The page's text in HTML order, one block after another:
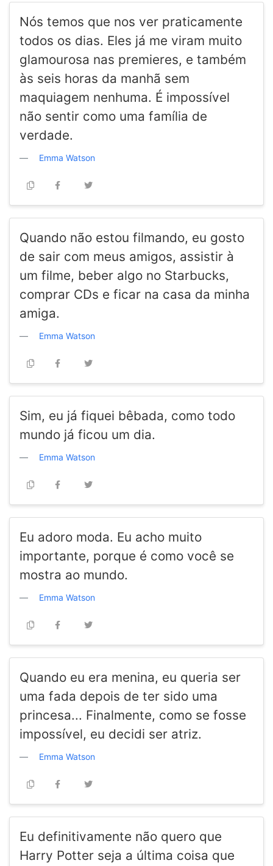
Nós temos que nos ver praticamente
todos os dias. Eles já me viram muito
glamourosa nas premieres, e também
às seis horas da manhã sem
maquiagem nenhuma. É impossível
não sentir como uma família de
verdade.
Emma Watson
Quando não estou filmando, eu gosto
de sair com meus amigos, assistir à
um filme, beber algo no Starbucks,
comprar CDs e ficar na casa da minha
amiga.
Emma Watson
Sim, eu já fiquei bêbada, como todo
mundo já ficou um dia.
Emma Watson
Eu adoro moda. Eu acho muito
importante, porque é como você se
mostra ao mundo.
Emma Watson
Quando eu era menina, eu queria ser
uma fada depois de ter sido uma
princesa... Finalmente, como se fosse
impossível, eu decidi ser atriz.
Emma Watson
Eu definitivamente não quero que
Harry Potter seja a última coisa que